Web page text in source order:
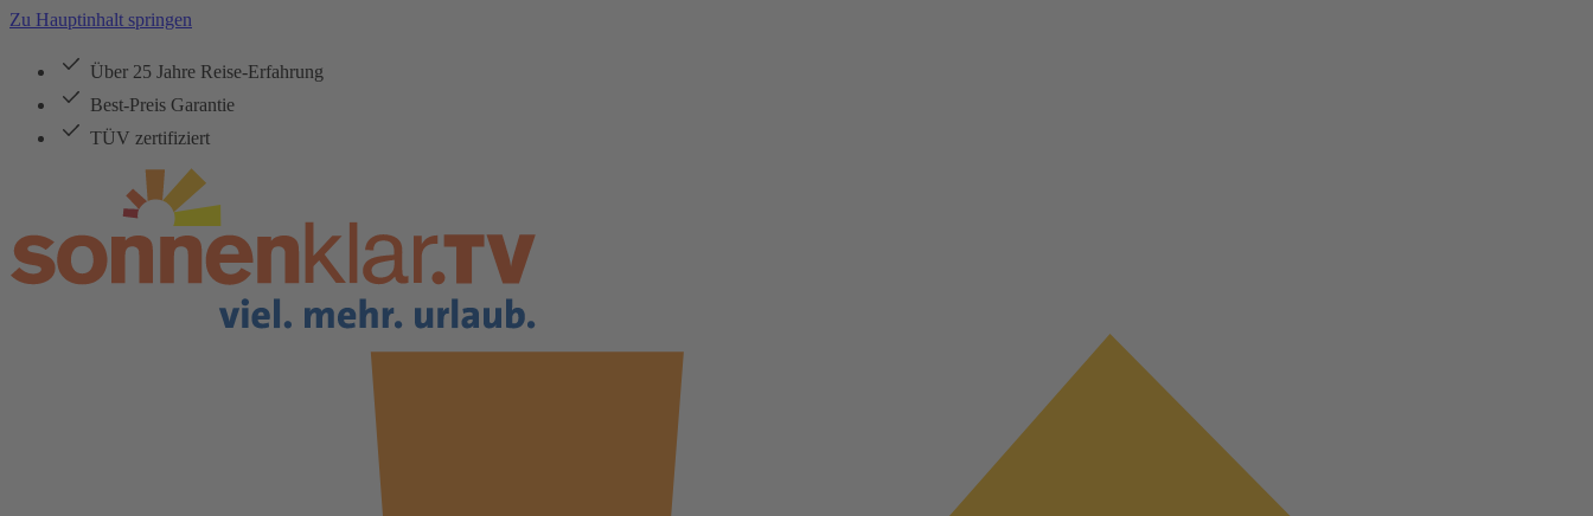
Zu Hauptinhalt springen
Über 25 Jahre Reise-Erfahrung
Best-Preis Garantie
TÜV zertifiziert